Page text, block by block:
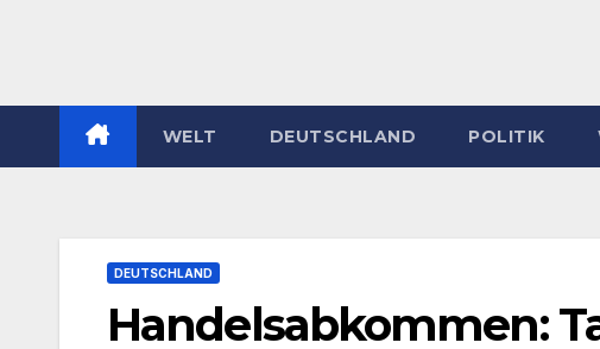
WELT DEUTSCHLAND POLITIK
DEUTSCHLAND
Handelsabkommen: